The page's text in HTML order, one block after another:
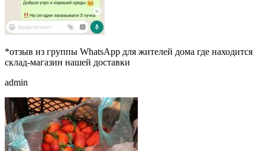
*отзыв из группы WhatsApp для жителей дома где находится
склад-магазин нашей доставки
admin